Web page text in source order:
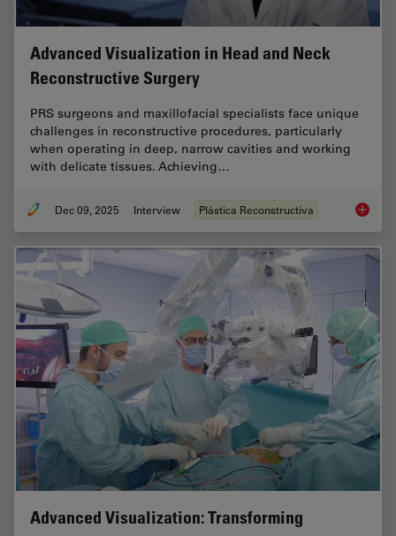
Advanced Visualization in Head and Neck
Reconstructive Surgery
PRS surgeons and maxillofacial specialists face unique
challenges in reconstructive procedures, particularly
when operating in deep, narrow cavities and working
with delicate tissues. Achieving…
Dec 09, 2025 Interview Plástica Reconstructiva
Advanced Visualization: Transforming